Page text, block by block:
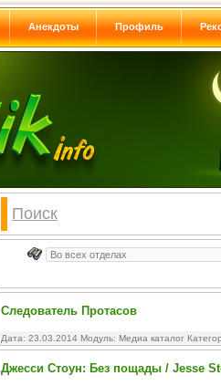
Анекдоты Профиль
Поиск
Следователь Протасов
Дата: 23.03.2014 Модуль: Медиа каталог
Джесси Стоун: Без пощады / Jesse